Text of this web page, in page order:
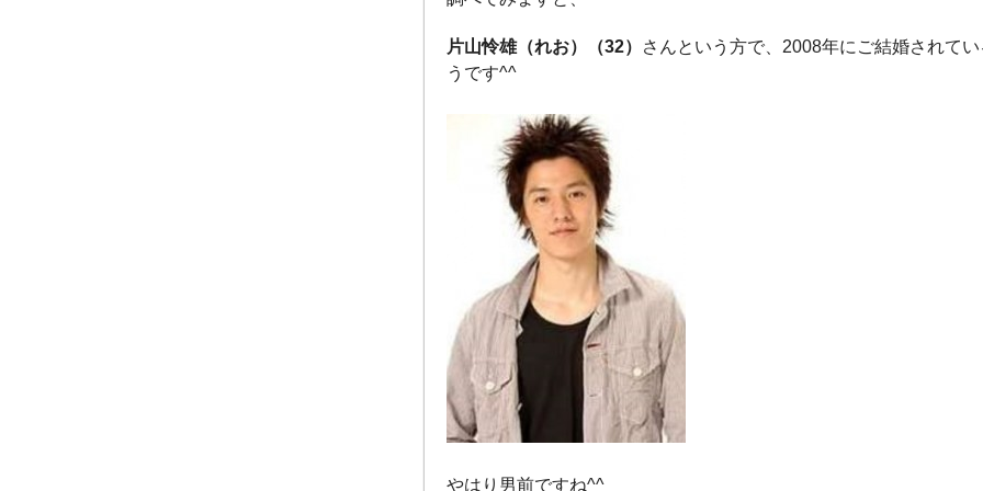
片山怜雄（れお）（32）
さんという方で、2008年にご結婚されてい
うです^^
やはり男前ですね^^